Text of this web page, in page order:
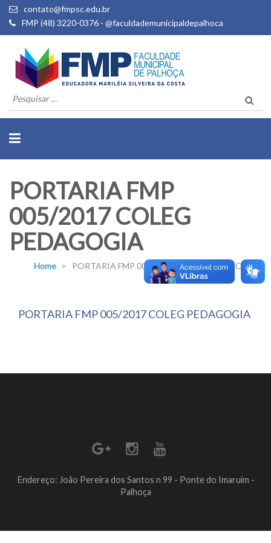
contato@fmpsc.edu.br
FMP (48) 3220-0376 - @faculdademunicipaldepalhoca
Pesquisar
por:
PORTARIA FMP
005/2017 COLEG
PEDAGOGIA
Home > PORTARIA FMP 005/2017 COLEG PEDAGOGIA
PORTARIA FMP 005/2017 COLEG PEDAGOGIA
Endereço: João Pereira dos Santos n 99 - Ponte do Imaruim -
Palhoça